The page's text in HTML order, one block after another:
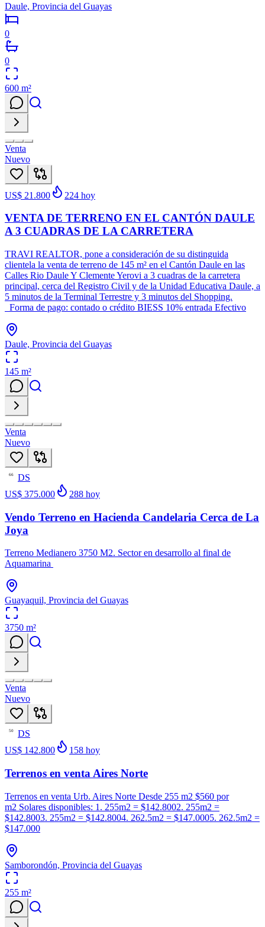
Daule, Provincia del Guayas
0
0
600 m²
Venta
Nuevo
US$ 21.800 224 hoy
VENTA DE TERRENO EN EL CANTÓN DAULE
A 3 CUADRAS DE LA CARRETERA
TRAVI REALTOR, pone a consideración de su distinguida
clientela la venta de terreno de 145 m² en el Cantón Daule en las
Calles Rio Daule Y Clemente Yerovi a 3 cuadras de la carretera
principal, cerca del Registro Civil y de la Unidad Educativa Daule, a
5 minutos de la Terminal Terrestre y 3 minutos del Shopping.
Forma de pago: contado o crédito BIESS 10% entrada Efectivo
Daule, Provincia del Guayas
145 m²
Venta
Nuevo
66
DS
US$ 375.000
288 hoy
Vendo Terreno en Hacienda Candelaria Cerca de La
Joya
Terreno Medianero 3750 M2. Sector en desarrollo al final de
Aquamarina
Guayaquil, Provincia del Guayas
3750 m²
Venta
Nuevo
50
DS
US$ 142.800
158 hoy
Terrenos en venta Aires Norte
Terrenos en venta Urb. Aires Norte Desde 255 m2 $560 por
m2 Solares disponibles: 1. 255m2 = $142.8002. 255m2 =
$142.8003. 255m2 = $142.8004. 262.5m2 = $147.0005. 262.5m2 =
$147.000
Samborondón, Provincia del Guayas
255 m²